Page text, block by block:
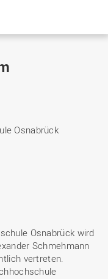
Osnabrück
Osnabrück wird
Schmehmann
vertreten.